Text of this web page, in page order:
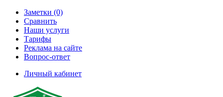
Заметки (0)
Сравнить
Наши услуги
Тарифы
Реклама на сайте
Вопрос-ответ
Личный кабинет